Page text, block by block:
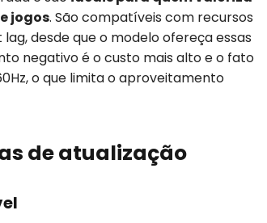
jogos. São compatíveis com recursos
desde que o modelo ofereça essas
negativo é o custo mais alto e o fato
o que limita o aproveitamento
de atualização